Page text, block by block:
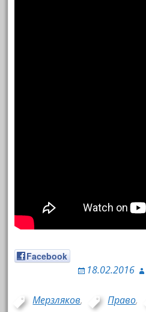
Facebook
18.02.2016
Мерзляков, Право,